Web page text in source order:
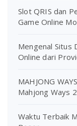
Slot QRIS dan
Game Online
Mengenal Situs
Online dari
MAHJONG
Mahjong Ways 2
Waktu Terbaik